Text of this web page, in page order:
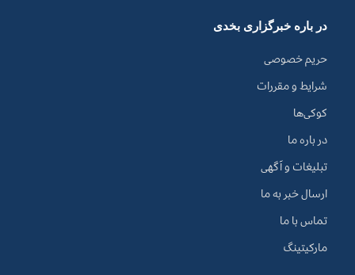
در باره خبرگزاری بخدی
حریم خصوصی
شرایط و مقررات
کوکی‌ها
در باره ما
تبلیغات و آگهی
ارسال خبر به ما
تماس با ما
مارکیتینگ